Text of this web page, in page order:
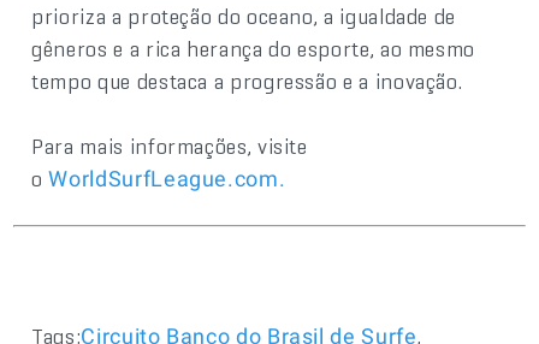
prioriza a proteção do oceano, a igualdade de
gêneros e a rica herança do esporte, ao mesmo
tempo que destaca a progressão e a inovação.
Para mais informações, visite
oWorldSurfLeague.com.
Tags:Circuito Banco do Brasil de Surfe,